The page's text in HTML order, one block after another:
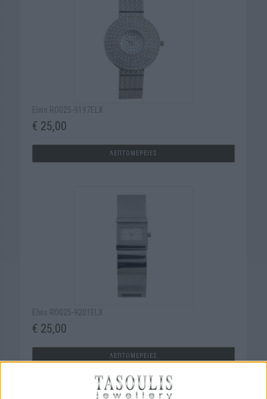
Elxis RO025-9197ELX
€ 25,00
ΛΕΠΤΟΜΕΡΕΙΕΣ
Elxis RO025-9201ELX
€ 25,00
ΛΕΠΤΟΜΕΡΕΙΕΣ